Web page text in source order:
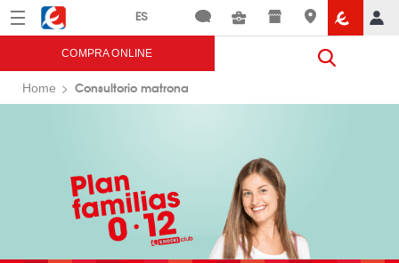
Menú Eroski
COMPRA ONLINE
Home Consultorio matrona